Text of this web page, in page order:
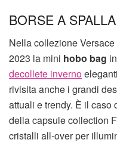
BORSE A SPALLA
Nella collezione
2023 la mini hobo bag
decollete inverno
rivisita anche i grandi
attuali e trendy. È il
della capsule collection
cristalli all-over per